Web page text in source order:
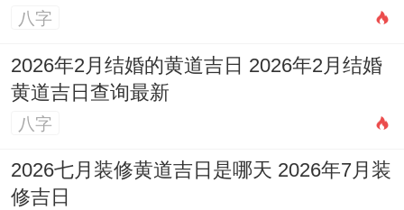
八字
2026年2月结婚的黄道吉日 2026年2月结婚
黄道吉日查询最新
八字
2026七月装修黄道吉日是哪天 2026年7月装
修吉日